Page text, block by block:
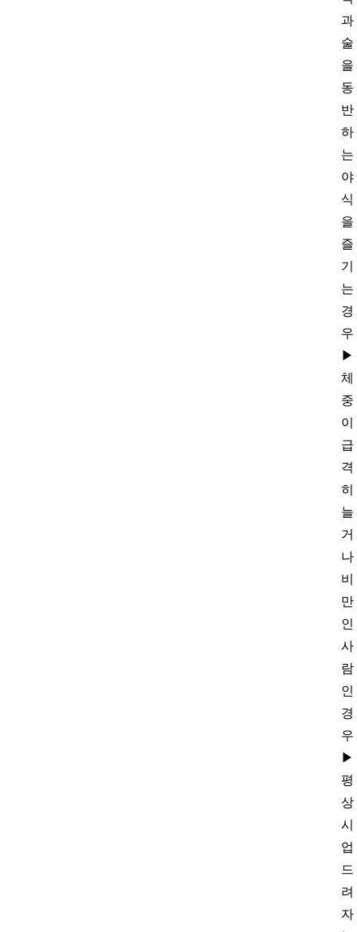
과
술
을
동
반
하
는
야
식
을
즐
기
는
경
우
▶
체
중
이
급
격
히
늘
거
나
비
만
인
사
람
인
경
우
▶
평
상
시
업
드
려
자